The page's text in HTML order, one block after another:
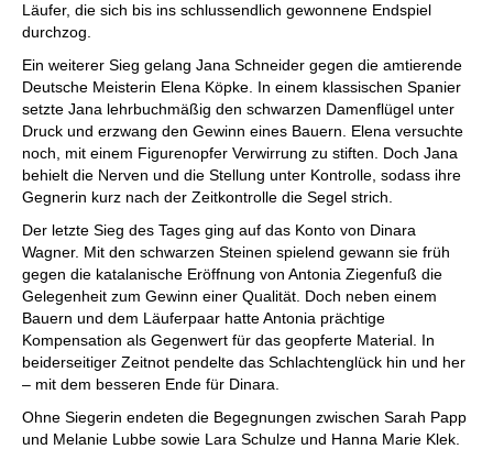
Läufer, die sich bis ins schlussendlich gewonnene Endspiel
durchzog.
Ein weiterer Sieg gelang Jana Schneider gegen die amtierende
Deutsche Meisterin Elena Köpke. In einem klassischen Spanier
setzte Jana lehrbuchmäßig den schwarzen Damenflügel unter
Druck und erzwang den Gewinn eines Bauern. Elena versuchte
noch, mit einem Figurenopfer Verwirrung zu stiften. Doch Jana
behielt die Nerven und die Stellung unter Kontrolle, sodass ihre
Gegnerin kurz nach der Zeitkontrolle die Segel strich.
Der letzte Sieg des Tages ging auf das Konto von Dinara
Wagner. Mit den schwarzen Steinen spielend gewann sie früh
gegen die katalanische Eröffnung von Antonia Ziegenfuß die
Gelegenheit zum Gewinn einer Qualität. Doch neben einem
Bauern und dem Läuferpaar hatte Antonia prächtige
Kompensation als Gegenwert für das geopferte Material. In
beiderseitiger Zeitnot pendelte das Schlachtenglück hin und her
– mit dem besseren Ende für Dinara.
Ohne Siegerin endeten die Begegnungen zwischen Sarah Papp
und Melanie Lubbe sowie Lara Schulze und Hanna Marie Klek.